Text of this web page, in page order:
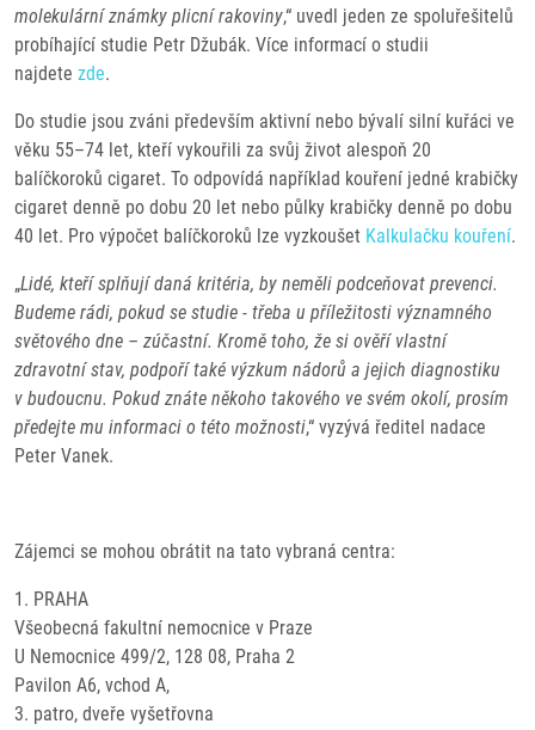
molekulární známky plicní rakoviny,“ uvedl jeden ze spoluřešitelů
probíhající studie Petr Džubák. Více informací o studii
najdete zde.
Do studie jsou zváni především aktivní nebo bývalí silní kuřáci ve
věku 55–74 let, kteří vykouřili za svůj život alespoň 20
balíčkoroků cigaret. To odpovídá například kouření jedné krabičky
cigaret denně po dobu 20 let nebo půlky krabičky denně po dobu
40 let. Pro výpočet balíčkoroků lze vyzkoušet Kalkulačku kouření.
„Lidé, kteří splňují daná kritéria, by neměli podceňovat prevenci.
Budeme rádi, pokud se studie - třeba u příležitosti významného
světového dne – zúčastní. Kromě toho, že si ověří vlastní
zdravotní stav, podpoří také výzkum nádorů a jejich diagnostiku
v budoucnu. Pokud znáte někoho takového ve svém okolí, prosím
předejte mu informaci o této možnosti,“ vyzývá ředitel nadace
Peter Vanek.
Zájemci se mohou obrátit na tato vybraná centra:
1. PRAHA
Všeobecná fakultní nemocnice v Praze
U Nemocnice 499/2, 128 08, Praha 2
Pavilon A6, vchod A,
3. patro, dveře vyšetřovna